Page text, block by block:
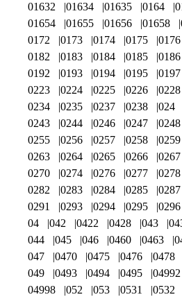
01632 01634 01635 0164
01654
01655 01656 01658
0172
0173 0174 0175 0176
0182
0183 0184 0185 0186
0192
0193 0194 0195 0197
0223
0224 0225 0226 0228
0234
0235 0237 0238 024
0243
0244 0246 0247 0248
0255
0256 0257 0258 0259
0263
0264 0265 0266 0267
0270
0274 0276 0277 0278
0282
0283 0284 0285 0287
0291
0293 0294 0295 0296
04
042 0422 0428 043
044
045 046 0460 0463
047
0470 0475 0476 0478
049
0493 0494 0495 04992
04998
052 053 0531 0532